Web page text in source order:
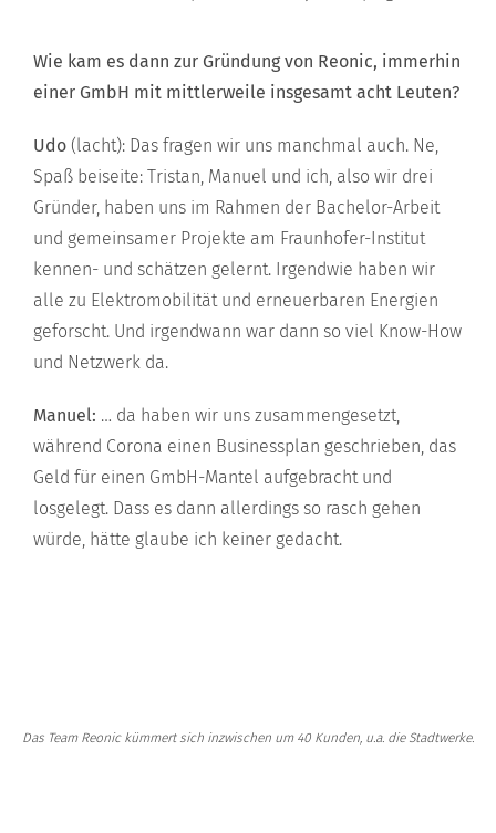
Wie kam es dann zur Gründung von Reonic, immerhin
einer GmbH mit mittlerweile insgesamt acht Leuten?
Udo (lacht): Das fragen wir uns manchmal auch. Ne,
Spaß beiseite: Tristan, Manuel und ich, also wir drei
Gründer, haben uns im Rahmen der Bachelor-Arbeit
und gemeinsamer Projekte am Fraunhofer-Institut
kennen- und schätzen gelernt. Irgendwie haben wir
alle zu Elektromobilität und erneuerbaren Energien
geforscht. Und irgendwann war dann so viel Know-How
und Netzwerk da.
Manuel: … da haben wir uns zusammengesetzt,
während Corona einen Businessplan geschrieben, das
Geld für einen GmbH-Mantel aufgebracht und
losgelegt. Dass es dann allerdings so rasch gehen
würde, hätte glaube ich keiner gedacht.
Das Team Reonic kümmert sich inzwischen um 40 Kunden, u.a. die Stadtwerke.